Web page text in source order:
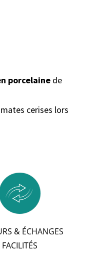
porcelaine de
cerises lors
& ÉCHANGES
FACILITÉS